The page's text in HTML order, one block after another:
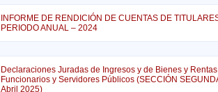
INFORME DE RENDICIÓN DE CUENTAS DE
PERIODO ANUAL – 2024
Declaraciones Juradas de Ingresos y de Bienes y
Funcionarios y Servidores Públicos (SECCIÓN
Abril 2025)